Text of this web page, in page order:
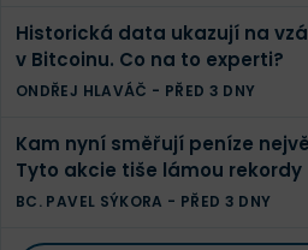
Historická data ukazují na
v Bitcoinu. Co na to experti?
ONDŘEJ HLAVÁČ - PŘED 3 DNY
Kam nyní směřují peníze
Tyto akcie tiše lámou rekordy
BC. PAVEL SÝKORA - PŘED 3 DNY